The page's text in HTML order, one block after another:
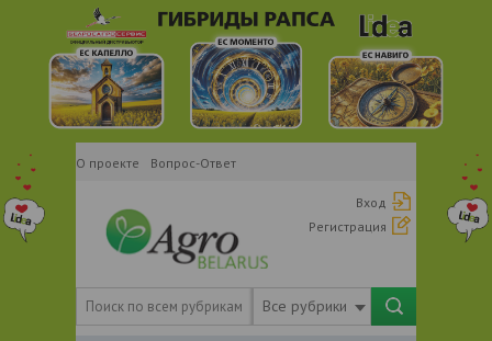
О проекте Вопрос-Ответ
Вход
Регистрация
Все рубрики